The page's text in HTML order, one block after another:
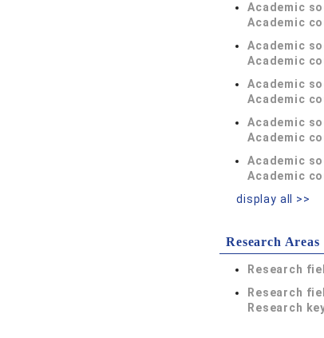
Academic
Academic
Academic
Academic
Academic
Academic
Academic
Academic
Academic
Academic
display all >>
Research Areas
Research
Research
Research